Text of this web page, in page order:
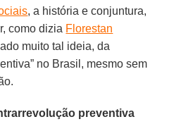
, a história e conjuntura,
como dizia Florestan
muito tal ideia, da
no Brasil, mesmo sem
preventiva